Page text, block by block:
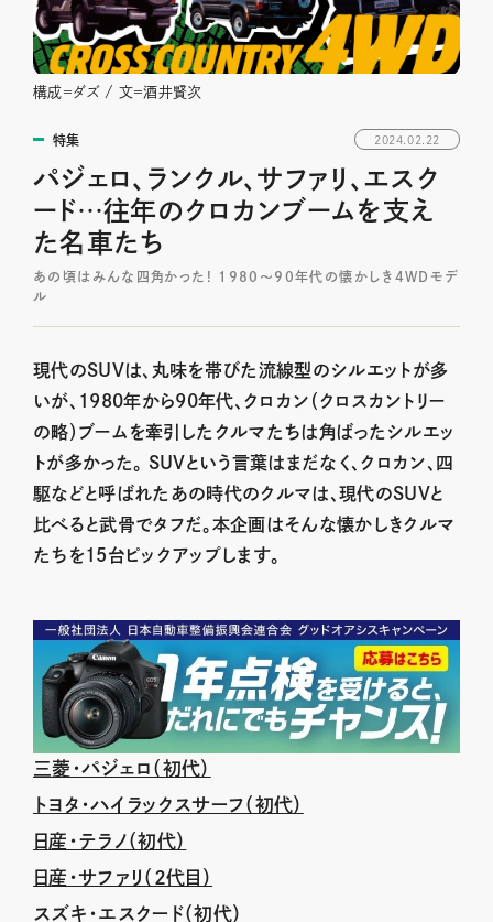
構成＝ダズ / 文＝酒井賢次
特集 2024.02.22
パジェロ、ランクル、サファリ、エスク
ード…往年のクロカンブームを支え
た名車たち
あの頃はみんな四角かった! 1980〜90年代の懐かしき4WDモデ
ル
現代のSUVは、丸味を帯びた流線型のシルエットが多
いが、1980年から90年代、クロカン（クロスカントリー
の略）ブームを牽引したクルマたちは角ばったシルエッ
トが多かった。 SUVという言葉はまだなく、クロカン、四
駆などと呼ばれたあの時代のクルマは、現代のSUVと
比べると武骨でタフだ。本企画はそんな懐かしきクルマ
たちを15台ピックアップします。
三菱・パジェロ（初代）
トヨタ・ハイラックスサーフ（初代）
日産・テラノ（初代）
日産・サファリ（2代目）
スズキ・エスクード（初代）